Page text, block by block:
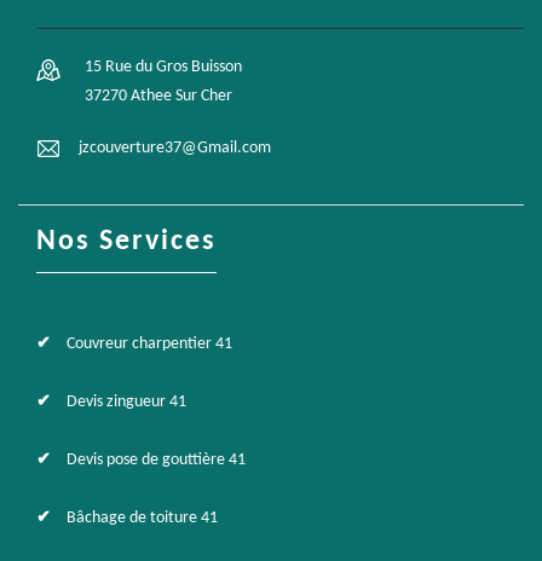
15 Rue du Gros Buisson
37270 Athee Sur Cher
jzcouverture37@Gmail.com
Nos Services
Couvreur charpentier 41
Devis zingueur 41
Devis pose de gouttière 41
Bâchage de toiture 41